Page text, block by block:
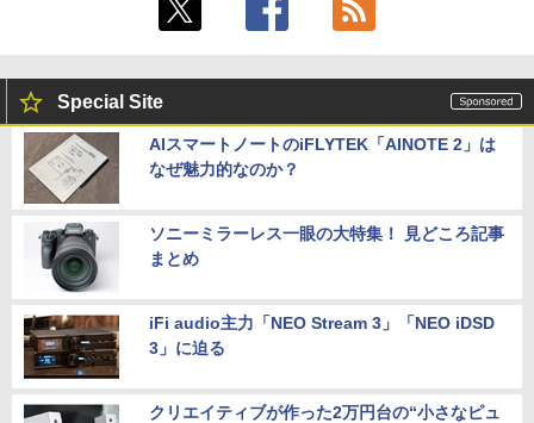
Special Site
AIスマートノートのiFLYTEK「AINOTE 2」は
なぜ魅力的なのか？
ソニーミラーレス一眼の大特集！ 見どころ記事
まとめ
iFi audio主力「NEO Stream 3」「NEO iDSD
3」に迫る
クリエイティブが作った2万円台の“小さなピュ